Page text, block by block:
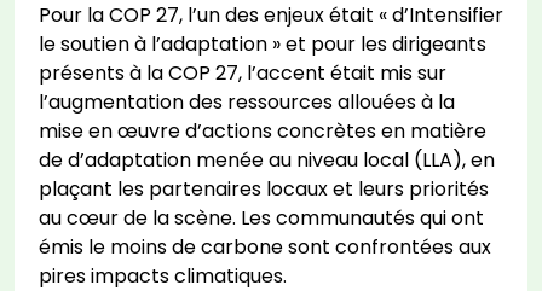
Pour la COP 27, l’un des enjeux était « d’Intensifier
le soutien à l’adaptation » et pour les dirigeants
présents à la COP 27, l’accent était mis sur
l’augmentation des ressources allouées à la
mise en œuvre d’actions concrètes en matière
de d’adaptation menée au niveau local (LLA), en
plaçant les partenaires locaux et leurs priorités
au cœur de la scène. Les communautés qui ont
émis le moins de carbone sont confrontées aux
pires impacts climatiques.